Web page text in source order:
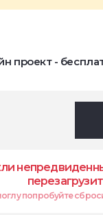
проект -
попробуйте